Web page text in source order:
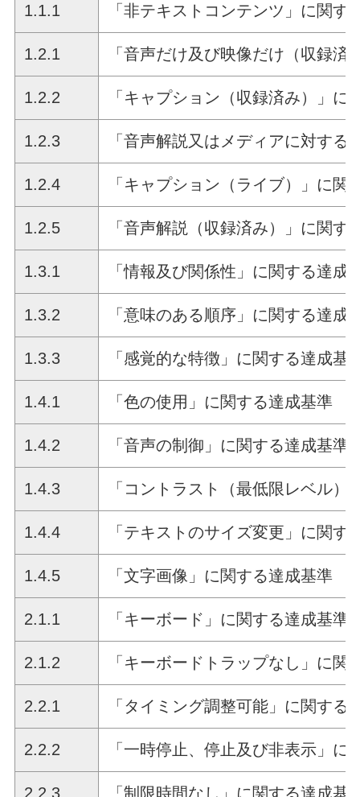
1.1.1 「非テキストコンテンツ」に関す
1.2.1 「音声だけ及び映像だけ（収録済
1.2.2 「キャプション（収録済み）」に
1.2.3 「音声解説又はメディアに対す
1.2.4 「キャプション（ライブ）」に関
1.2.5 「音声解説（収録済み）」に関す
1.3.1 「情報及び関係性」に関する達成
1.3.2 「意味のある順序」に関する達成
1.3.3 「感覚的な特徴」に関する達成基
1.4.1 「色の使用」に関する達成基準
1.4.2 「音声の制御」に関する達成基準
1.4.3 「コントラスト（最低限レベル）
1.4.4 「テキストのサイズ変更」に関す
1.4.5 「文字画像」に関する達成基準
2.1.1 「キーボード」に関する達成基準
2.1.2 「キーボードトラップなし」に関
2.2.1 「タイミング調整可能」に関する
2.2.2 「一時停止、停止及び非表示」に
2.2.3 「制限時間なし」に関する達成基